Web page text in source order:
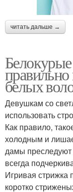
читать дальше →
белых
Девушкам со
использовать
Как правило,
холодным и
дамы преследуют
всегда
Игривая стрижка
коротко